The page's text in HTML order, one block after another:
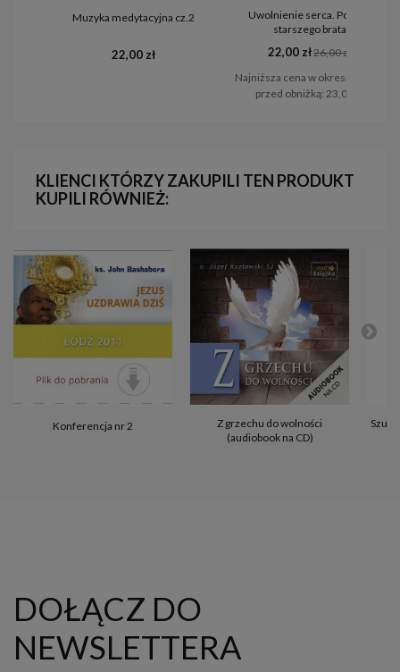
Muzyka medytacyjna cz.2
22,00 zł
Uwolnienie serca. Powrót
starszego brata
22,00 zł26,00 zł
Najniższa cena w okresie 30 dni
przed obniżką: 23,00 zł
KLIENCI KTÓRZY ZAKUPILI TEN PRODUKT
KUPILI RÓWNIEŻ:
Konferencja nr 2
Z grzechu do wolności
(audiobook na CD)
DOŁĄCZ DO
NEWSLETTERA